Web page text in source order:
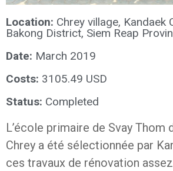
Location: Chrey village, Kandaek
Bakong District, Siem Reap
Date: March 2019
Costs: 3105.49 USD
Status: Completed
L’école primaire de Svay Thom
Chrey a été sélectionnée par
ces travaux de rénovation